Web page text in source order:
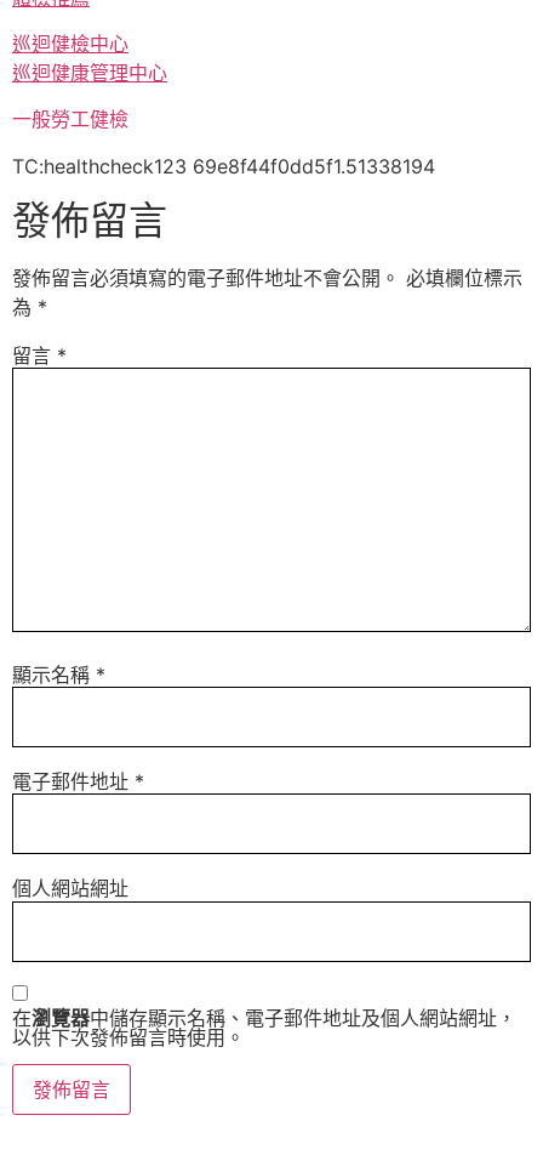
巡迴健檢中心
巡迴健康管理中心
一般勞工健檢
TC:healthcheck123 69e8f44f0dd5f1.51338194
發佈留言
發佈留言必須填寫的電子郵件地址不會公開。 必填欄位標示
為 *
留言 *
顯示名稱 *
電子郵件地址 *
個人網站網址
在瀏覽器中儲存顯示名稱、電子郵件地址及個人網站網址，
以供下次發佈留言時使用。